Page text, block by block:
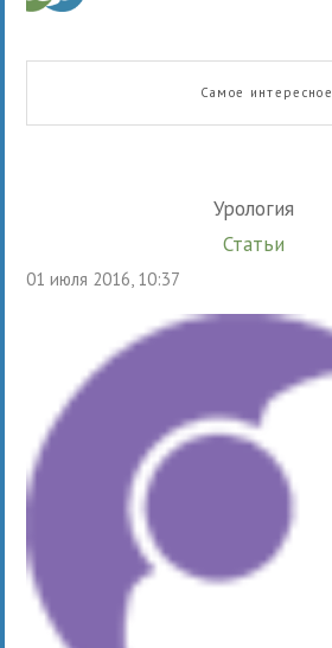
Самое интересное
Урология
Статьи
01 июля 2016, 10:37